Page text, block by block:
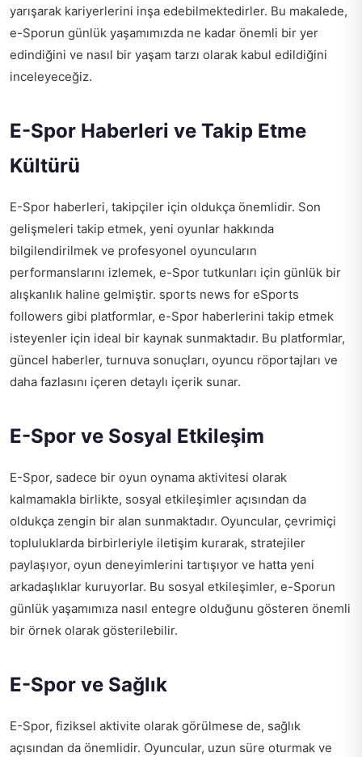
yarışarak kariyerlerini inşa edebilmektedirler. Bu makalede,
e-Sporun günlük yaşamımızda ne kadar önemli bir yer
edindiğini ve nasıl bir yaşam tarzı olarak kabul edildiğini
inceleyeceğiz.
E-Spor Haberleri ve Takip Etme
Kültürü
E-Spor haberleri, takipçiler için oldukça önemlidir. Son
gelişmeleri takip etmek, yeni oyunlar hakkında
bilgilendirilmek ve profesyonel oyuncuların
performanslarını izlemek, e-Spor tutkunları için günlük bir
alışkanlık haline gelmiştir. sports news for eSports
followers gibi platformlar, e-Spor haberlerini takip etmek
isteyenler için ideal bir kaynak sunmaktadır. Bu platformlar,
güncel haberler, turnuva sonuçları, oyuncu röportajları ve
daha fazlasını içeren detaylı içerik sunar.
E-Spor ve Sosyal Etkileşim
E-Spor, sadece bir oyun oynama aktivitesi olarak
kalmamakla birlikte, sosyal etkileşimler açısından da
oldukça zengin bir alan sunmaktadır. Oyuncular, çevrimiçi
topluluklarda birbirleriyle iletişim kurarak, stratejiler
paylaşıyor, oyun deneyimlerini tartışıyor ve hatta yeni
arkadaşlıklar kuruyorlar. Bu sosyal etkileşimler, e-Sporun
günlük yaşamımıza nasıl entegre olduğunu gösteren önemli
bir örnek olarak gösterilebilir.
E-Spor ve Sağlık
E-Spor, fiziksel aktivite olarak görülmese de, sağlık
açısından da önemlidir. Oyuncular, uzun süre oturmak ve